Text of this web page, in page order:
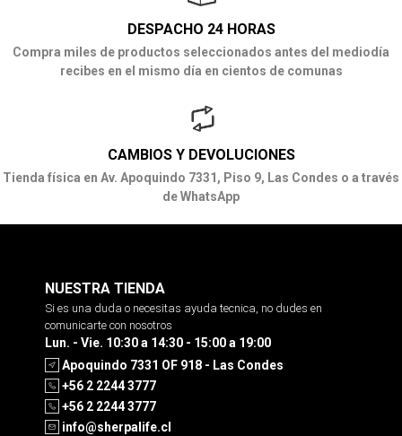
DESPACHO 24 HORAS
Compra miles de productos seleccionados antes del mediodía
recibes en el mismo día en cientos de comunas
CAMBIOS Y DEVOLUCIONES
Tienda física en Av. Apoquindo 7331, Piso 9, Las Condes o a través
de WhatsApp
NUESTRA TIENDA
Si es una duda o necesitas ayuda tecnica, no dudes en
comunicarte con nosotros
Lun. - Vie. 10:30 a 14:30 - 15:00 a 19:00
Apoquindo 7331 OF 918 - Las Condes
+56 2 2244 3777
+56 2 2244 3777
info@sherpalife.cl